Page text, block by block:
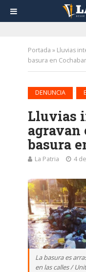
Portada » Lluvias
basura en
DENUNCIA
Lluvias
agravan
basura
La Patria 4
La basura es
en las calles /